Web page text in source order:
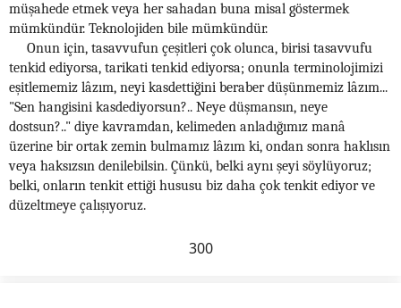
müşahede etmek veya her sahadan buna misal göstermek
mümkündür. Teknolojiden bile mümkündür.
Onun için, tasavvufun çeşitleri çok olunca, birisi tasavvufu
tenkid ediyorsa, tarikati tenkid ediyorsa; onunla terminolojimizi
eşitlememiz lâzım, neyi kasdettiğini beraber düşünmemiz lâzım...
"Sen hangisini kasdediyorsun?.. Neye düşmansın, neye
dostsun?.." diye kavramdan, kelimeden anladığımız manâ
üzerine bir ortak zemin bulmamız lâzım ki, ondan sonra haklısın
veya haksızsın denilebilsin. Çünkü, belki aynı şeyi söylüyoruz;
belki, onların tenkit ettiği hususu biz daha çok tenkit ediyor ve
düzeltmeye çalışıyoruz.
300